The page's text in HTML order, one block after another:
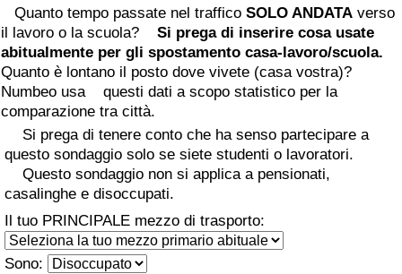
Quanto tempo passate nel traffico SOLO ANDATA verso
il lavoro o la scuola? Si prega di inserire cosa usate
abitualmente per gli spostamento casa-lavoro/scuola.
Quanto è lontano il posto dove vivete (casa vostra)?
Numbeo usa questi dati a scopo statistico per la
comparazione tra città.
Si prega di tenere conto che ha senso partecipare a
questo sondaggio solo se siete studenti o lavoratori.
Questo sondaggio non si applica a pensionati,
casalinghe e disoccupati.
Il tuo PRINCIPALE mezzo di trasporto:
Sono:
Indice Del Costo Della Vita
Indice del Costo della Vita per Nazione
ad Aqaba
Indice del Prezzo delle Case
Indice del Prezzo delle Case per Nazione
Indice della Qualità della Vita (Corrente)
Indice della qualità della vita per Paese
Criminalità
Indice del Tasso di Criminalità (Corrente)
Indice della Criminalità
Indice di criminalità per paese